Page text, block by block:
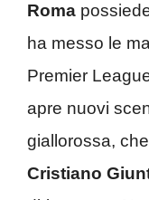
Roma
ha messo le
Premier
apre nuovi
giallorossa,
Cristiano